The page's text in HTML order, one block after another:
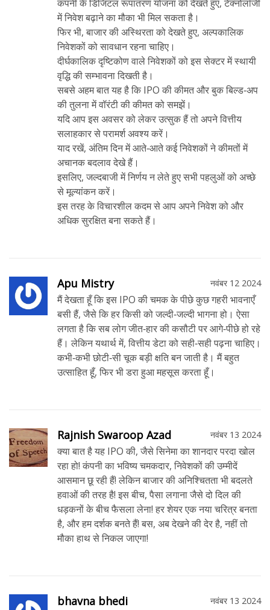
कंपनी के डिजिटल रूपांतरण योजना को देखते हुए, टेक्नोलॉजी
में निवेश बढ़ाने का मौका भी मिल सकता है।
फिर भी, बाजार की अस्थिरता को देखते हुए, अल्पकालिक
निवेशकों को सावधान रहना चाहिए।
दीर्घकालिक दृष्टिकोण वाले निवेशकों को इस सेक्टर में स्थायी
वृद्धि की सम्भावना दिखती है।
सबसे अहम बात यह है कि IPO की कीमत और बुक बिल्ड‑अप
की तुलना में वॉरंटी की कीमत को समझें।
यदि आप इस अवसर को लेकर उत्सुक हैं तो अपने वित्तीय
सलाहकार से परामर्श अवश्य करें।
याद रखें, अंतिम दिन में आते‑आते कई निवेशकों ने कीमतों में
अचानक बदलाव देखे हैं।
इसलिए, जल्दबाजी में निर्णय न लेते हुए सभी पहलुओं को अच्छे
से मूल्यांकन करें।
इस तरह के विचारशील कदम से आप अपने निवेश को और
अधिक सुरक्षित बना सकते हैं।
Apu Mistry नवंबर 12 2024
मैं देखता हूँ कि इस IPO की चमक के पीछे कुछ गहरी भावनाएँ
बसी हैं, जैसे कि हर किसी को जल्दी‑जल्दी भागना हो। ऐसा
लगता है कि सब लोग जीत‑हार की कसौटी पर आगे‑पीछे हो रहे
हैं। लेकिन यथार्थ में, वित्तीय डेटा को सही‑सही पढ़ना चाहिए।
कभी‑कभी छोटी‑सी चूक बड़ी क्षति बन जाती है। मैं बहुत
उत्साहित हूँ, फिर भी डरा हुआ महसूस करता हूँ।
Rajnish Swaroop Azad नवंबर 13 2024
क्या बात है यह IPO की, जैसे सिनेमा का शानदार परदा खोल
रहा हो! कंपनी का भविष्य चमकदार, निवेशकों की उम्मीदें
आसमान छू रही हैं! लेकिन बाजार की अनिश्चितता भी बदलते
हवाओं की तरह है! इस बीच, पैसा लगाना जैसे दो दिल की
धड़कनों के बीच फैसला लेना! हर शेयर एक नया चरित्र बनता
है, और हम दर्शक बनते हैं! बस, अब देखने की देर है, नहीं तो
मौका हाथ से निकल जाएगा!
bhavna bhedi नवंबर 13 2024